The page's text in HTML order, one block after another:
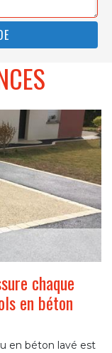
chaque
en béton
en béton lavé est